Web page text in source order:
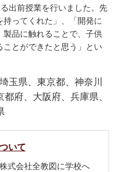
出前授業を行いました。先
ってくれた」、「開発に
品に触れることで、子供
ことができたと思う」とい
玉県、東京都、神奈川
府、大阪府、兵庫県、
いて
式会社全教図に学校へ